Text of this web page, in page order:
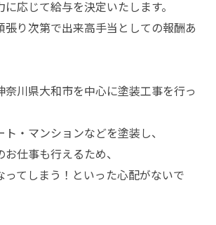
応じて給与を決定いたします。
張り次第で出来高手当としての報酬あ
奈川県大和市を中心に塗装工事を行っ
・マンションなどを塗装し、
仕事も行えるため、
ってしまう！といった心配がないで